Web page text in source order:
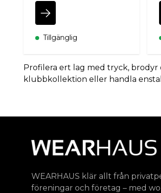
Tillgänglig
Profilera ert lag med tryck, brodyr
klubbkollektion eller handla
WEARHAUS klär allt från
föreningar och företag – med